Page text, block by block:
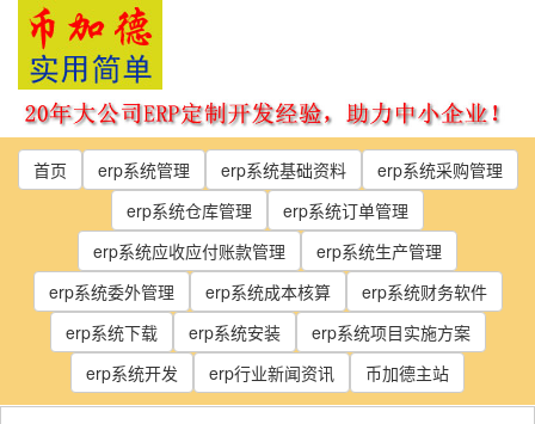
Skip
content
首页 erp系统管理 erp系统基础资料
erp系统采购管理
erp系统仓库管理
erp系统订单管理
erp系统应收应付账款管理
erp系统生产管理
erp系统委外管理
erp系统成本核算
erp系统财务软件
erp系统下载
erp系统安装
erp系统项目实施方案
erp系统开发
erp行业新闻资讯 币加德主站